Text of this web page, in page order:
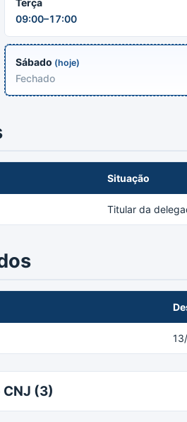
09:00–17:00
Sábado (hoje)
Fechado
Situação
Titular da
(3)